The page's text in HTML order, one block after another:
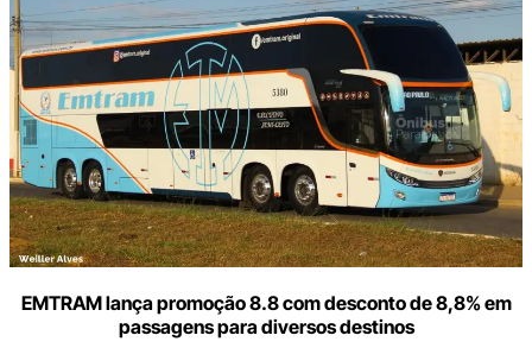
EMTRAM lança promoção 8.8 com desconto de 8,8% em
passagens para diversos destinos
seu
e-
mail